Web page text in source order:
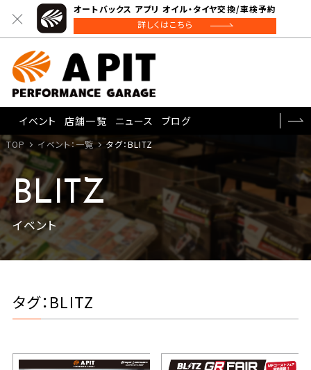
オートバックス アプリ オイル・タイヤ交換/車検予約
詳しくはこちら
イベント 店舗一覧 ニュース ブログ
TOP イベント：一覧 タグ：BLITZ
BLITZ
イベント
タグ：BLITZ